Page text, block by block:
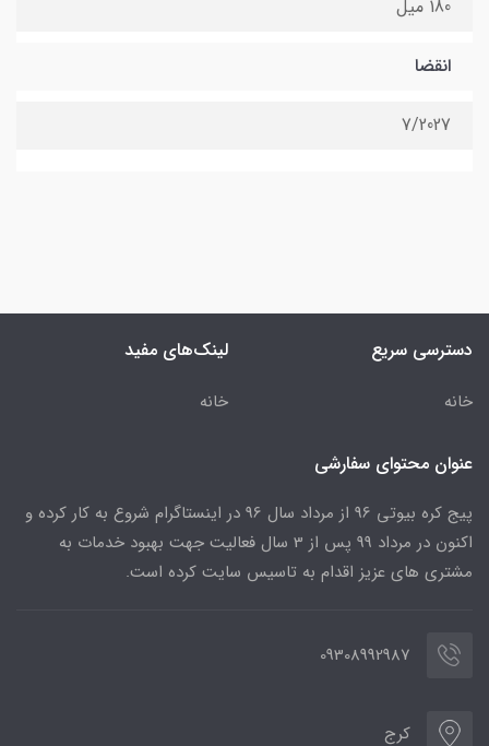
180 میل
انقضا
7/2027
دسترسی سریع
خانه
لینک‌های مفید
خانه
عنوان محتوای سفارشی
پیج کره بیوتی 96 از مرداد سال 96 در اینستاگرام شروع به کار کرده و
اکنون در مرداد 99 پس از 3 سال فعالیت جهت بهبود خدمات به
مشتری های عزیز اقدام به تاسیس سایت کرده است.
09308992987
کرج